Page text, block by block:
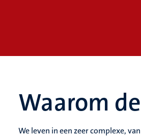
Waarom
We leven in een zeer complexe,